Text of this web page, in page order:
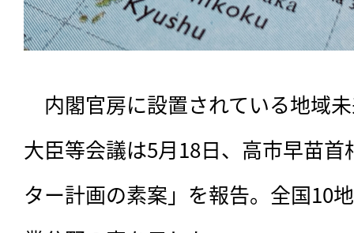
内閣官房に設置されている地域
大臣等会議は5月18日、高市早苗
ター計画の素案」を報告。全国10